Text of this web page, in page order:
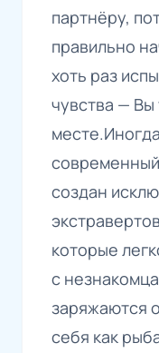
партнёру,
правильно
хоть раз
чувства —
создан
которые
с
заряжаются
себя как